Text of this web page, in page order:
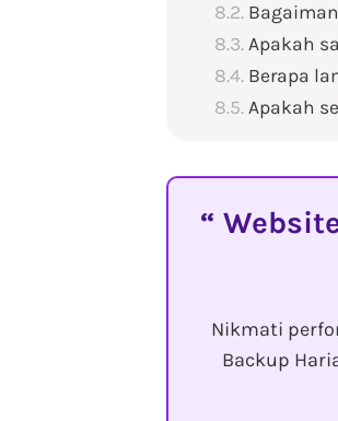
Apakah
Berapa
Apakah
Nikmati
Backup